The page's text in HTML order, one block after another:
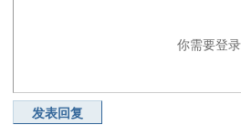
你需要登
发表回复